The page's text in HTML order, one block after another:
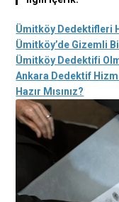
Ümitköy Dedektifleri
Ümitköy’de Gizemli
Ümitköy Dedektifi
Ankara Dedektif
Hazır Mısınız?